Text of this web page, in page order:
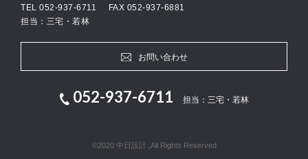
TEL 052-937-6711 FAX 052-937-6881
担当：三宅・若林
お問い合わせ
052-937-6711 担当：三宅・若林
©2020 中日設計.,All Rights Reserved